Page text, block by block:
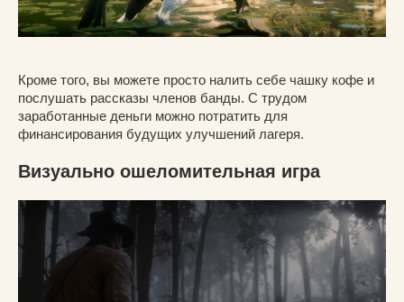
Кроме того, вы можете просто налить себе чашку кофе и
послушать рассказы членов банды. С трудом
заработанные деньги можно потратить для
финансирования будущих улучшений лагеря.
Визуально ошеломительная игра